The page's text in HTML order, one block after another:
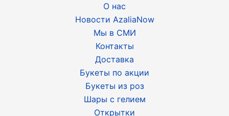
О нас
Новости AzaliaNow
Мы в СМИ
Контакты
Доставка
Букеты по акции
Букеты из роз
Шары с гелием
Открытки